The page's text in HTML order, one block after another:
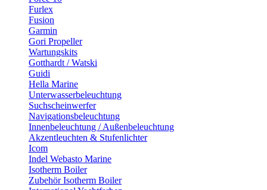
Furlex
Fusion
Garmin
Gori Propeller
Wartungskits
Gotthardt / Watski
Guidi
Hella Marine
Unterwasserbeleuchtung
Suchscheinwerfer
Navigationsbeleuchtung
Innenbeleuchtung / Außenbeleuchtung
Akzentleuchten & Stufenlichter
Icom
Indel Webasto Marine
Isotherm Boiler
Zubehör Isotherm Boiler